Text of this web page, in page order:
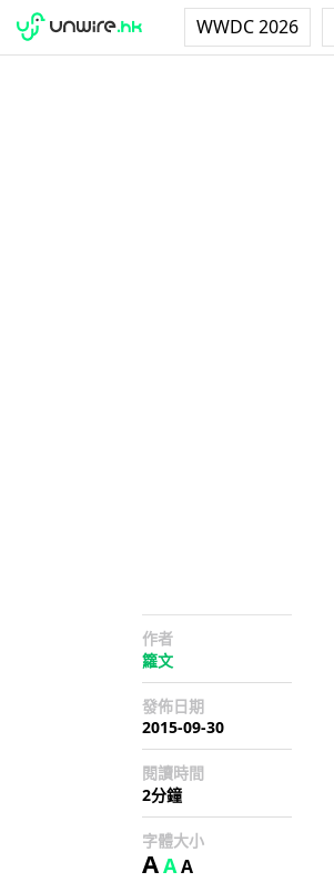
WWDC 2026
作者
籮文
發佈日期
2015-09-30
閱讀時間
2分鐘
字體大小
AAA